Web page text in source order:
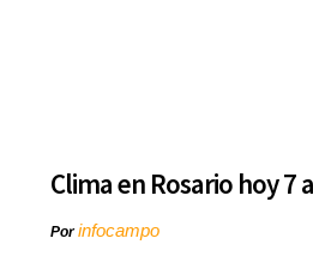
Clima en Rosario hoy 7
Porinfocampo